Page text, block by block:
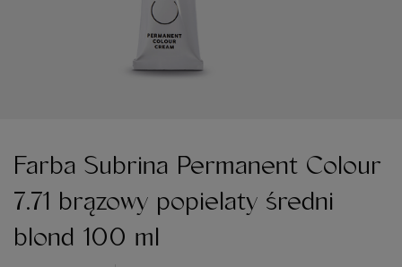
Farba Subrina Permanent Colour
7.71 brązowy popielaty średni
blond 100 ml